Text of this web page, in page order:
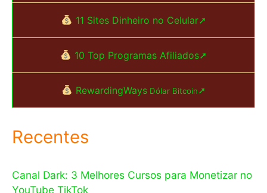
11 Sites Dinheiro no Celular➚
10 Top Programas Afiliados➚
RewardingWays Dólar Bitcoin➚
Recentes
Canal Dark: 3 Melhores Cursos para Monetizar no
YouTube TikTok